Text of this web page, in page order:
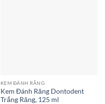
KEM ĐÁNH RĂNG
Kem Đánh Răng Dontodent
Trắng Răng, 125 ml